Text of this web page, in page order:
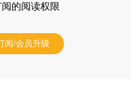
的阅读权限
阅/会员升级